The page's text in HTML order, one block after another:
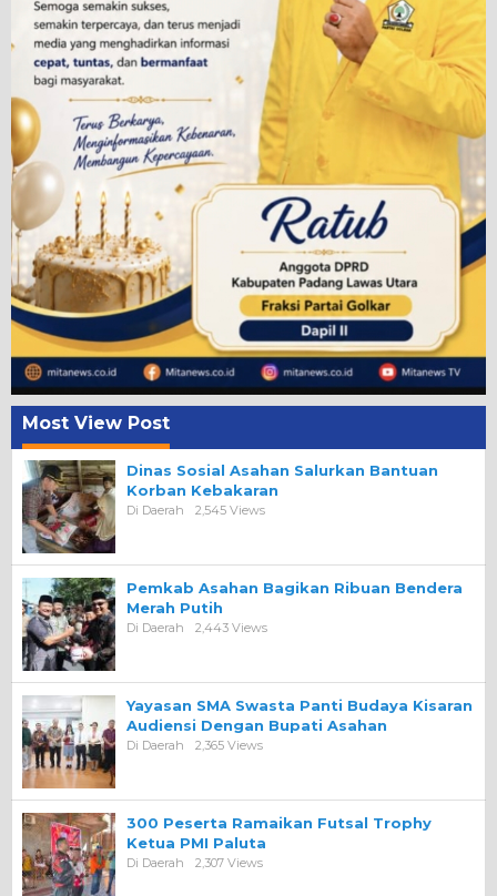
Most View Post
Dinas Sosial Asahan Salurkan Bantuan
Korban Kebakaran
Di Daerah 2,545 Views
Pemkab Asahan Bagikan Ribuan Bendera
Merah Putih
Di Daerah 2,443 Views
Yayasan SMA Swasta Panti Budaya Kisaran
Audiensi Dengan Bupati Asahan
Di Daerah 2,365 Views
300 Peserta Ramaikan Futsal Trophy
Ketua PMI Paluta
Di Daerah 2,307 Views